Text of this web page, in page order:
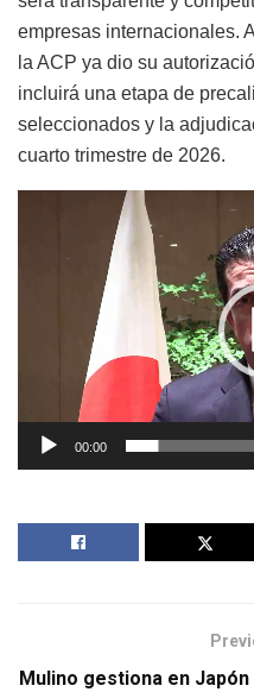
empresas internacionales.
la ACP ya dio su
incluirá una etapa de
seleccionados y la
cuarto trimestre de 2026.
00:00
Mulino gestiona en